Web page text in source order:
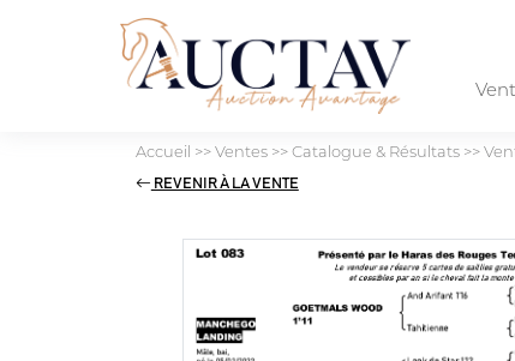
Accueil >>Ventes>>Catalogue & Résultats>>
REVENIR À LA VENTE